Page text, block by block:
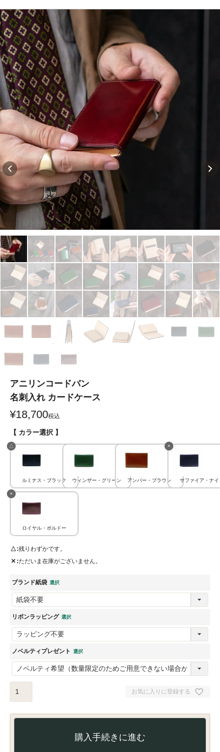
アニリンコードバン
名刺入れ カードケース
¥18,700税込
【 カラー選択 】
ルミナス・ブラック
△
ウィンザー・グリーン アンバー・ブラウン サファイア・ナイ
×
ロイヤル・ボルドー
×
△ 残りわずかです。
✕ ただいま在庫がございません。
ブランド紙袋
リボンラッピング
ノベルティプレゼント
お気に入りに登録する
購入手続きに進む